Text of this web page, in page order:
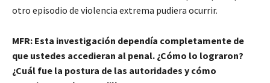
otro episodio de violencia extrema pudiera ocurrir.
MFR: Esta investigación dependía completamente de
que ustedes accedieran al penal. ¿Cómo lo lograron?
¿Cuál fue la postura de las autoridades y cómo